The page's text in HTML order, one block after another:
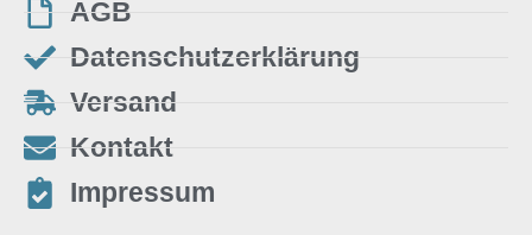
AGB
Datenschutzerklärung
Versand
Kontakt
Impressum